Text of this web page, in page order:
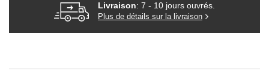
Livraison: 7 - 10 jours ouvrés.
Plus de détails sur la livraison